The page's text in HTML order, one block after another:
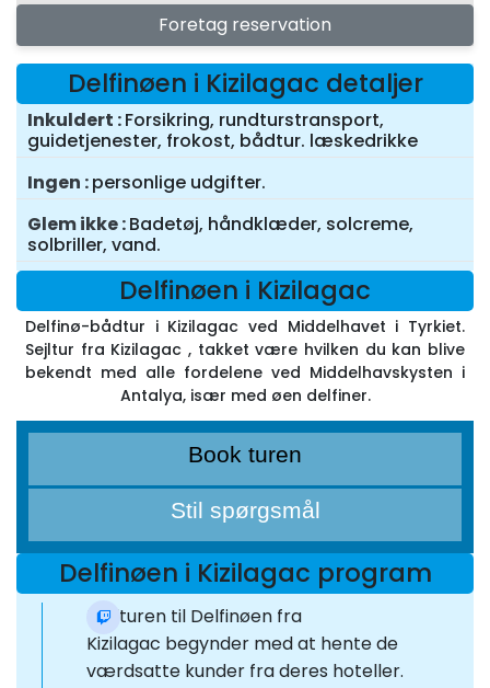
Foretag reservation
Delfinøen i Kizilagac detaljer
Inkuldert Forsikring, rundturstransport,
guidetjenester, frokost, bådtur. læskedrikke
Ingen personlige udgifter.
Glem ikke Badetøj, håndklæder, solcreme,
solbriller, vand.
Delfinøen i Kizilagac
Delfinø-bådtur i Kizilagac ved Middelhavet i Tyrkiet.
Sejltur fra Kizilagac , takket være hvilken du kan blive
bekendt med alle fordelene ved Middelhavskysten i
Antalya, især med øen delfiner.
Book turen
Stil spørgsmål
Delfinøen i Kizilagac program
Bådturen til Delfinøen fra
Kizilagac begynder med at hente de
værdsatte kunder fra deres hoteller.